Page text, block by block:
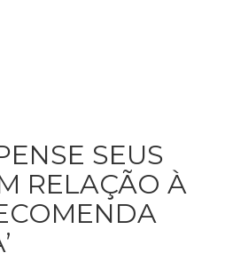
SEUS
RELAÇÃO À